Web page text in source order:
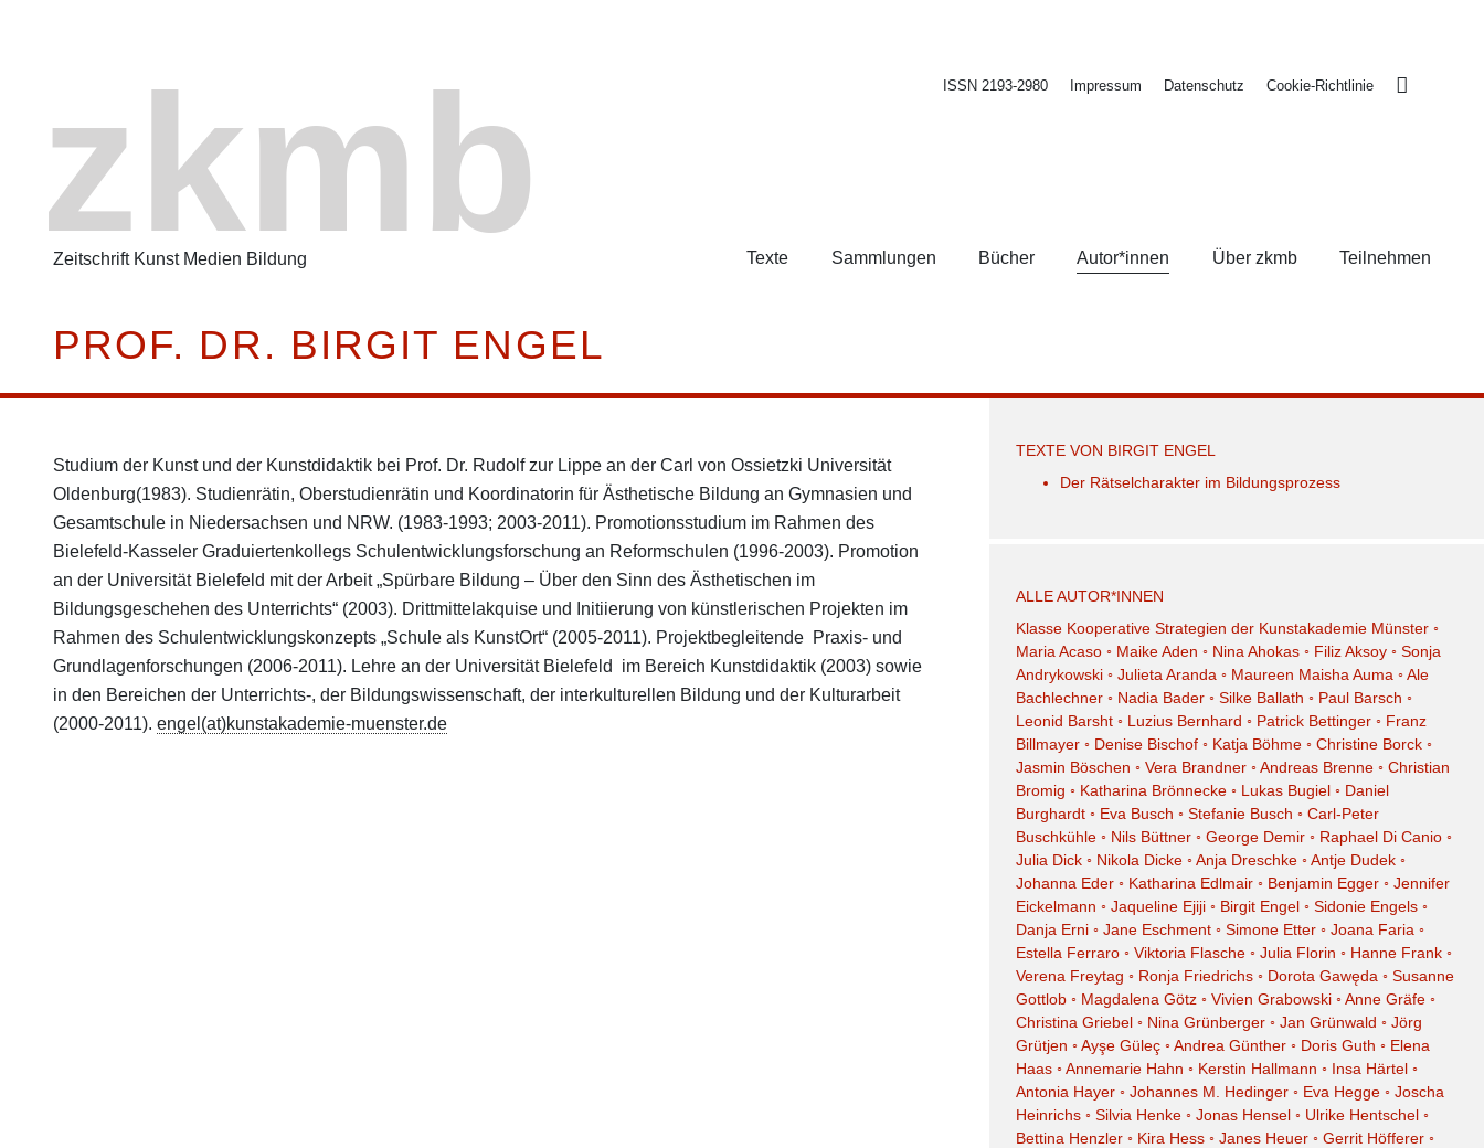
zkmb
Zeitschrift Kunst Medien Bildung
ISSN 2193-2980 Impressum Datenschutz Cookie-Richtlinie
Texte Sammlungen Bücher Autor*innen Über zkmb Teilnehmen
PROF. DR. BIRGIT ENGEL
Studium der Kunst und der Kunstdidaktik bei Prof. Dr. Rudolf zur Lippe an der Carl von Ossietzki Universität
Oldenburg(1983). Studienrätin, Oberstudienrätin und Koordinatorin für Ästhetische Bildung an Gymnasien und
Gesamtschule in Niedersachsen und NRW. (1983-1993; 2003-2011). Promotionsstudium im Rahmen des
Bielefeld-Kasseler Graduiertenkollegs Schulentwicklungsforschung an Reformschulen (1996-2003). Promotion
an der Universität Bielefeld mit der Arbeit „Spürbare Bildung – Über den Sinn des Ästhetischen im
Bildungsgeschehen des Unterrichts“ (2003). Drittmittelakquise und Initiierung von künstlerischen Projekten im
Rahmen des Schulentwicklungskonzepts „Schule als KunstOrt“ (2005-2011). Projektbegleitende Praxis- und
Grundlagenforschungen (2006-2011). Lehre an der Universität Bielefeld im Bereich Kunstdidaktik (2003) sowie
in den Bereichen der Unterrichts-, der Bildungswissenschaft, der interkulturellen Bildung und der Kulturarbeit
(2000-2011). engel(at)kunstakademie-muenster.de
TEXTE VON BIRGIT ENGEL
Der Rätselcharakter im Bildungsprozess
ALLE AUTOR*INNEN
Klasse Kooperative Strategien der Kunstakademie Münster ◦
Maria Acaso ◦ Maike Aden ◦ Nina Ahokas ◦ Filiz Aksoy ◦ Sonja
Andrykowski ◦ Julieta Aranda ◦ Maureen Maisha Auma ◦Ale
Bachlechner ◦ Nadia Bader ◦ Silke Ballath ◦ Paul Barsch ◦
Leonid Barsht ◦ Luzius Bernhard ◦ Patrick Bettinger ◦ Franz
Billmayer ◦ Denise Bischof ◦ Katja Böhme ◦ Christine Borck ◦
Jasmin Böschen ◦ Vera Brandner ◦Andreas Brenne ◦ Christian
Bromig ◦ Katharina Brönnecke ◦ Lukas Bugiel ◦ Daniel
Burghardt ◦ Eva Busch ◦ Stefanie Busch ◦ Carl-Peter
Buschkühle ◦ Nils Büttner ◦ George Demir ◦ Raphael Di Canio ◦
Julia Dick ◦ Nikola Dicke ◦Anja Dreschke ◦Antje Dudek ◦
Johanna Eder ◦ Katharina Edlmair ◦ Benjamin Egger ◦ Jennifer
Eickelmann ◦ Jaqueline Ejiji ◦ Birgit Engel ◦ Sidonie Engels ◦
Danja Erni ◦ Jane Eschment ◦ Simone Etter ◦ Joana Faria ◦
Estella Ferraro ◦ Viktoria Flasche ◦ Julia Florin ◦ Hanne Frank ◦
Verena Freytag ◦ Ronja Friedrichs ◦ Dorota Gawęda ◦ Susanne
Gottlob ◦ Magdalena Götz ◦ Vivien Grabowski ◦Anne Gräfe ◦
Christina Griebel ◦ Nina Grünberger ◦ Jan Grünwald ◦ Jörg
Grütjen ◦Ayşe Güleç ◦Andrea Günther ◦ Doris Guth ◦ Elena
Haas ◦Annemarie Hahn ◦ Kerstin Hallmann ◦ Insa Härtel ◦
Antonia Hayer ◦ Johannes M. Hedinger ◦ Eva Hegge ◦ Joscha
Heinrichs ◦ Silvia Henke ◦ Jonas Hensel ◦ Ulrike Hentschel ◦
Bettina Henzler ◦ Kira Hess ◦ Janes Heuer ◦ Gerrit Höfferer ◦